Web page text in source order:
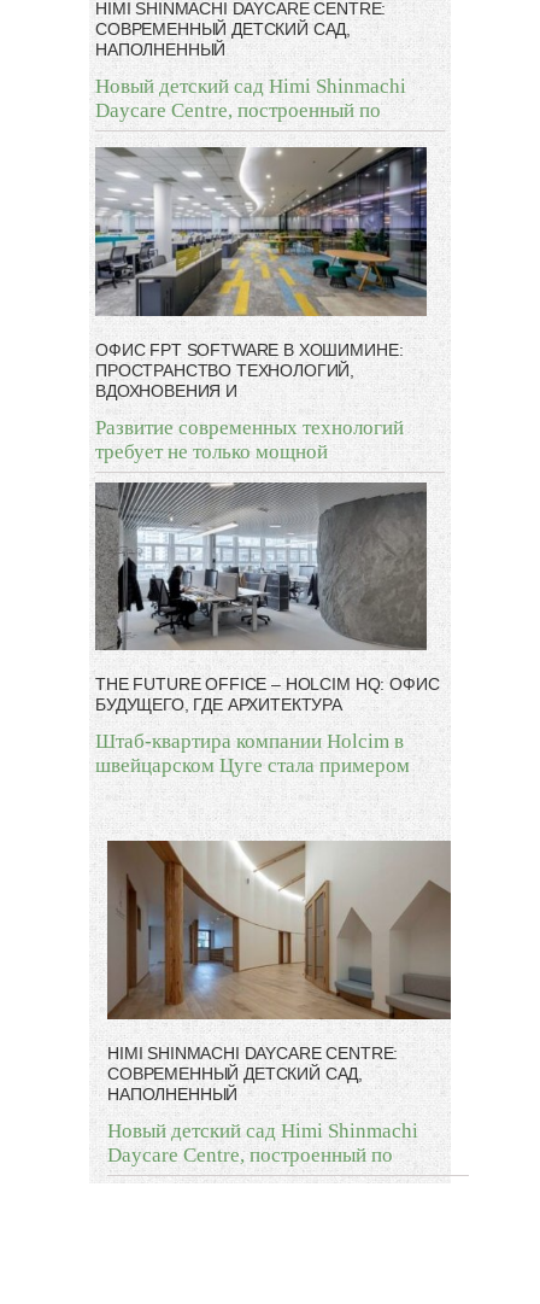
HIMI SHINMACHI DAYCARE CENTRE:
СОВРЕМЕННЫЙ ДЕТСКИЙ САД,
НАПОЛНЕННЫЙ
Новый детский сад Himi Shinmachi
Daycare Centre, построенный по
ОФИС FPT SOFTWARE В ХОШИМИНЕ:
ПРОСТРАНСТВО ТЕХНОЛОГИЙ,
ВДОХНОВЕНИЯ И
Развитие современных технологий
требует не только мощной
THE FUTURE OFFICE – HOLCIM HQ: ОФИС
БУДУЩЕГО, ГДЕ АРХИТЕКТУРА
Штаб-квартира компании Holcim в
швейцарском Цуге стала примером
HIMI SHINMACHI DAYCARE CENTRE:
СОВРЕМЕННЫЙ ДЕТСКИЙ САД,
НАПОЛНЕННЫЙ
Новый детский сад Himi Shinmachi
Daycare Centre, построенный по